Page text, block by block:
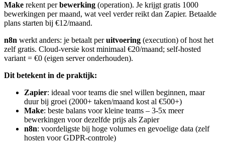
Make rekent perbewerking (operation). Je krijgt gratis 1000
bewerkingen per maand, wat veel verder reikt dan Zapier. Betaalde
plans starten bij €12/maand.
n8n werkt anders: je betaalt peruitvoering (execution) of host het
zelf gratis. Cloud-versie kost minimaal €20/maand; self-hosted
variant = €0 (eigen server onderhouden).
Dit betekent in de praktijk:
Zapier: ideaal voor teams die snel willen beginnen, maar
duur bij groei (2000+ taken/maand kost al €500+)
Make: beste balans voor kleine teams – 3-5x meer
bewerkingen voor dezelfde prijs als Zapier
n8n: voordeligste bij hoge volumes en gevoelige data (zelf
hosten voor GDPR-controle)